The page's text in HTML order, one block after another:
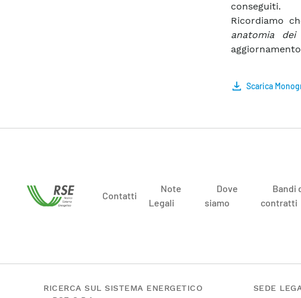
conseguiti.
Ricordiamo
anatomia
Scarica
Contatti
Note
Legali
Dove
siamo
Bandi
contratti
RICERCA SUL SISTEMA ENERGETICO
SEDE